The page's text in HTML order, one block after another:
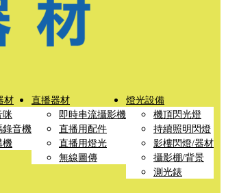
材
咪
錄音機
機
直播器材
即時串流攝影機
直播用配件
直播用燈光
無線圖傳
燈光設備
機頂閃光燈
持續照明閃燈
影樓閃燈/器材
攝影棚/背景
測光錶